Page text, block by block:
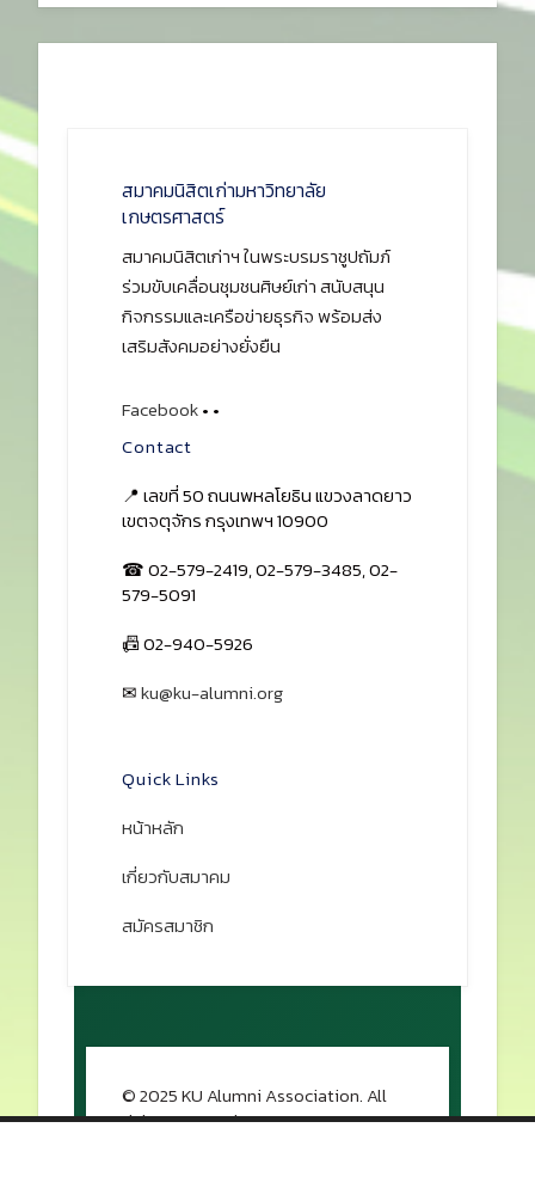
สมาคมนิสิตเก่ามหาวิทยาลัย
เกษตรศาสตร์
สมาคมนิสิตเก่าฯ ในพระบรมราชูปถัมภ์
ร่วมขับเคลื่อนชุมชนศิษย์เก่า สนับสนุน
กิจกรรมและเครือข่ายธุรกิจ พร้อมส่ง
เสริมสังคมอย่างยั่งยืน
Facebook• •
Contact
📍 เลขที่ 50 ถนนพหลโยธิน แขวงลาดยาว
เขตจตุจักร กรุงเทพฯ 10900
☎ 02-579-2419, 02-579-3485, 02-
579-5091
📠 02-940-5926
✉ku@ku-alumni.org
Quick Links
หน้าหลัก
เกี่ยวกับสมาคม
สมัครสมาชิก
© 2025 KU Alumni Association. All
rights reserved.